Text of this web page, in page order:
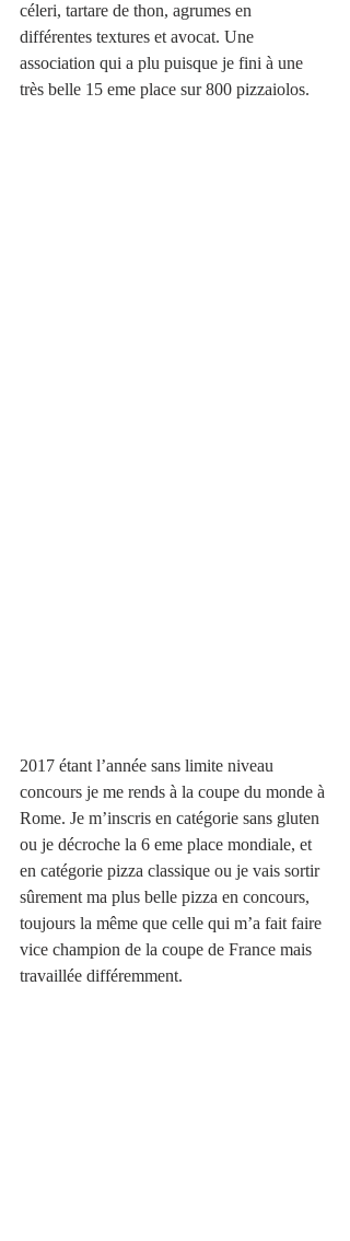
céleri, tartare de thon, agrumes en
différentes textures et avocat. Une
association qui a plu puisque je fini à une
très belle 15 eme place sur 800 pizzaiolos.
2017 étant l’année sans limite niveau
concours je me rends à la coupe du monde à
Rome. Je m’inscris en catégorie sans gluten
ou je décroche la 6 eme place mondiale, et
en catégorie pizza classique ou je vais sortir
sûrement ma plus belle pizza en concours,
toujours la même que celle qui m’a fait faire
vice champion de la coupe de France mais
travaillée différemment.